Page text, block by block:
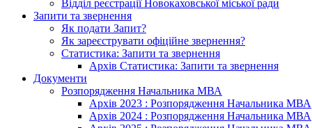
Відділ реєстрації Новокаховської міської ради
Запити та звернення
Як подати Запит?
Як зареєструвати офіційне звернення?
Статистика: Запити та звернення
Архів Статистика: Запити та звернення
Документи
Розпорядження Начальника МВА
Архів 2023 : Розпорядження Начальника МВА
Архів 2024 : Розпорядження Начальника МВА